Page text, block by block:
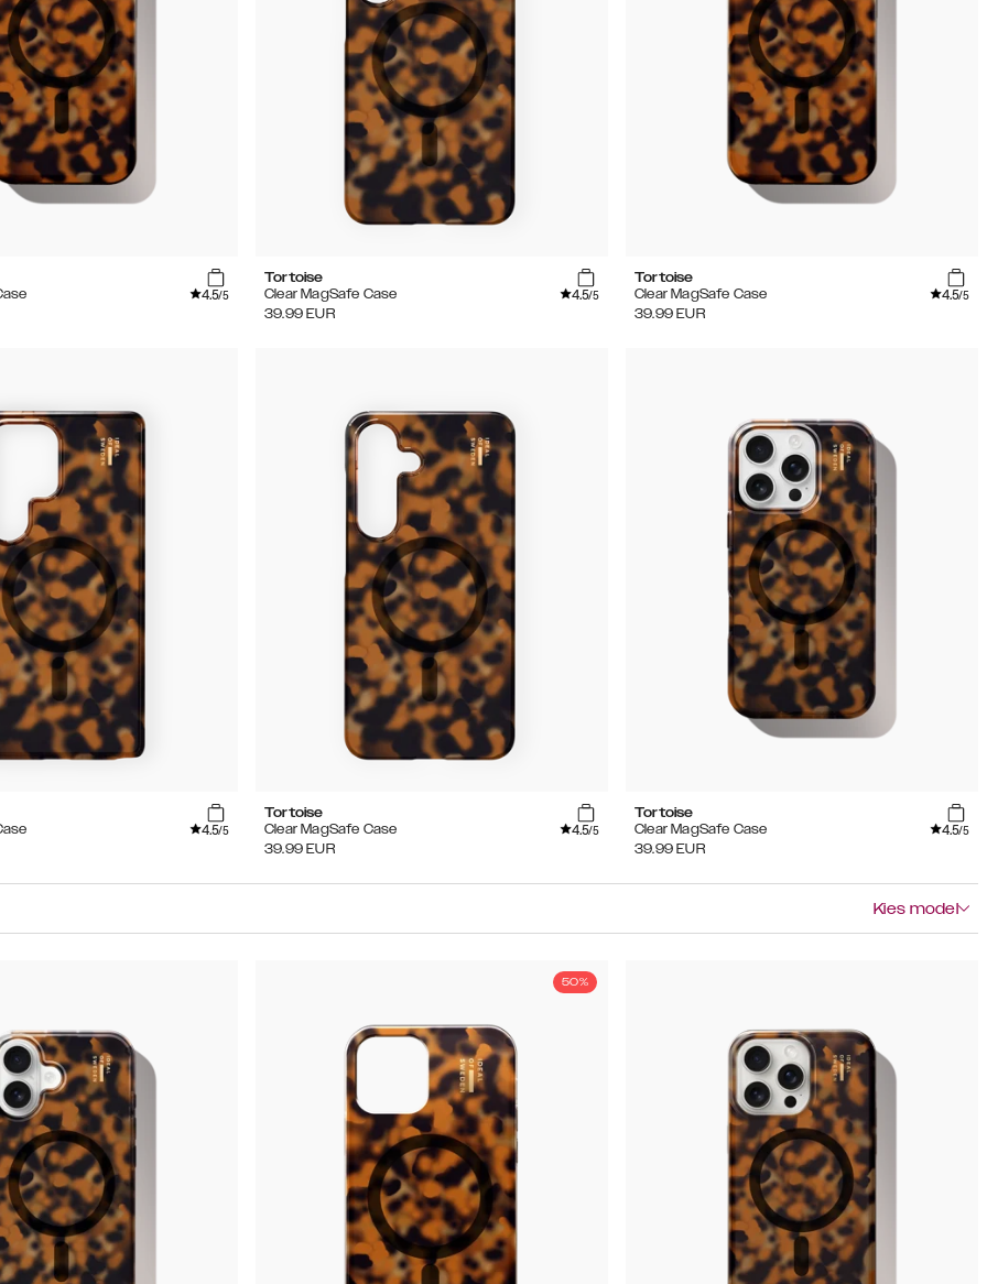
4.5/5
Tortoise
Clear MagSafe Case
4.5/5
39.99 EUR
Tortoise
Clear MagSafe Case
4.5/5
39.99 EUR
4.5/5
Tortoise
Clear MagSafe Case
4.5/5
39.99 EUR
Tortoise
Clear MagSafe Case
4.5/5
39.99 EUR
Kies model
50%